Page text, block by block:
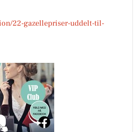
22-gazellepriser-uddelt-til-